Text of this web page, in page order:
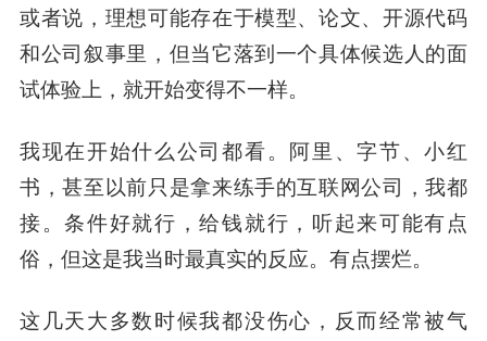
或者说，理想可能存在于模型、论文、开源代码
和公司叙事里，但当它落到一个具体候选人的面
试体验上，就开始变得不一样。
我现在开始什么公司都看。阿里、字节、小红
书，甚至以前只是拿来练手的互联网公司，我都
接。条件好就行，给钱就行，听起来可能有点
俗，但这是我当时最真实的反应。有点摆烂。
这几天大多数时候我都没伤心，反而经常被气